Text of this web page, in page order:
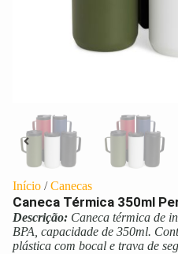
Início /Canecas
Caneca Térmica 350ml
Descrição: Caneca térmica de
BPA, capacidade de 350ml.
plástica com bocal e trava de